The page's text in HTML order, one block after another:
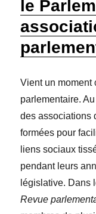
le
Vient un moment
parlementaire.
des associations
formées pour
liens sociaux
pendant leurs
législative. Dans
Revue